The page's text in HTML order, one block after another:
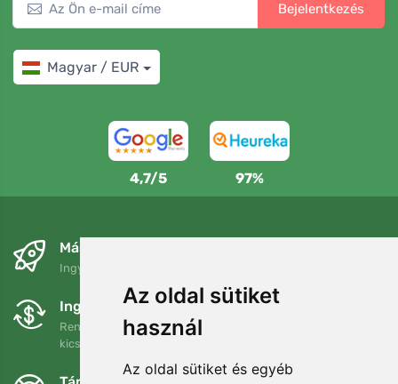
Az oldal sütiket
használ
Az oldal sütiket és egyéb
Bejelentkezés
Magyar / EUR
4,7/5 97%
Másnapra és ingyenesen
Ingyenes szállítás a következő összeg felett: 80 EUR
Ingyenes csere és visszaküldés
Rendelését 90 napon belül bármikor visszaküldheti vagy
kicserélheti.